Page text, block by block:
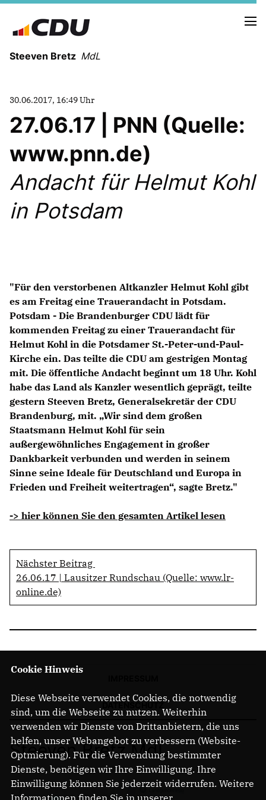
Steeven Bretz MdL
VITA
WAHLKREISBESUCHE
PRESSEFOTOS
MEIN BÜRGERBÜRO
Kleine Anfragen
CDU Deutschland
CDU Fraktion im Brandenburger Landtag
CDU Brandenburg
CDU Potsdam
30.06.2017, 16:49 Uhr
27.06.17 | PNN (Quelle:
www.pnn.de)
Andacht für Helmut Kohl
in Potsdam
"Für den verstorbenen Altkanzler Helmut Kohl gibt
es am Freitag eine Trauerandacht in Potsdam.
Potsdam - Die Brandenburger CDU lädt für
kommenden Freitag zu einer Trauerandacht für
Helmut Kohl in die Potsdamer St.-Peter-und-Paul-
Kirche ein. Das teilte die CDU am gestrigen Montag
mit. Die öffentliche Andacht beginnt um 18 Uhr. Kohl
habe das Land als Kanzler wesentlich geprägt, teilte
gestern Steeven Bretz, Generalsekretär der CDU
Brandenburg, mit. „Wir sind dem großen
Staatsmann Helmut Kohl für sein
außergewöhnliches Engagement in großer
Dankbarkeit verbunden und werden in seinem
Sinne seine Ideale für Deutschland und Europa in
Frieden und Freiheit weitertragen“, sagte Bretz."
-> hier können Sie den gesamten Artikel lesen
Nächster Beitrag
26.06.17 | Lausitzer Rundschau (Quelle: www.lr-
online.de)
Steeven Bretz MdL
Cookie Hinweis
Diese Webseite verwendet Cookies, die notwendig
sind, um die Webseite zu nutzen. Weiterhin
verwenden wir Dienste von Drittanbietern, die uns
helfen, unser Webangebot zu verbessern (Website-
Optmierung). Für die Verwendung bestimmter
Dienste, benötigen wir Ihre Einwilligung. Ihre
Einwilligung können Sie jederzeit widerrufen. Weitere
Informationen finden Sie in unserer